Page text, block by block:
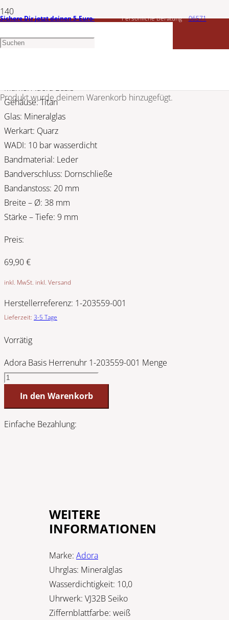
Sichere Dir jetzt deinen 5-Euro-
Gutschein
Persönliche Beratung 06571
Produktwurde deinem Warenkorb hinzugefügt.
ADORA
Marke: Adora Basis
Gehäuse: Titan
Glas: Mineralglas
Werkart: Quarz
WADI: 10 bar wasserdicht
Bandmaterial: Leder
Bandverschluss: Dornschließe
Bandanstoss: 20 mm
Breite – Ø: 38 mm
Stärke – Tiefe: 9 mm
Preis:
69,90€
inkl. MwSt. inkl. Versand
Herstellerreferenz: 1-203559-001
Lieferzeit: 3-5 Tage
Vorrätig
Adora Basis Herrenuhr 1-203559-001 Menge
In den Warenkorb
Einfache Bezahlung:
WEITERE
INFORMATIONEN
Marke: Adora
Uhrglas: Mineralglas
Wasserdichtigkeit: 10,0
Uhrwerk: VJ32B Seiko
Ziffernblattfarbe: weiß